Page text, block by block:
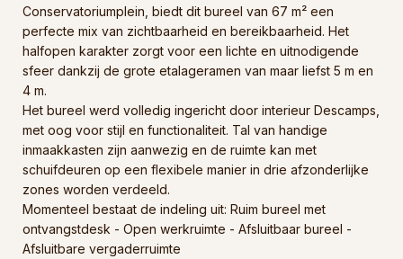
Conservatoriumplein, biedt dit bureel van 67 m² een
perfecte mix van zichtbaarheid en bereikbaarheid. Het
halfopen karakter zorgt voor een lichte en uitnodigende
sfeer dankzij de grote etalageramen van maar liefst 5 m en
4 m.
Het bureel werd volledig ingericht door interieur Descamps,
met oog voor stijl en functionaliteit. Tal van handige
inmaakkasten zijn aanwezig en de ruimte kan met
schuifdeuren op een flexibele manier in drie afzonderlijke
zones worden verdeeld.
Momenteel bestaat de indeling uit: Ruim bureel met
ontvangstdesk - Open werkruimte - Afsluitbaar bureel -
Afsluitbare vergaderruimte